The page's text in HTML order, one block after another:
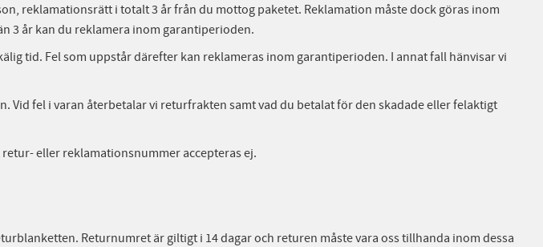
reklamationsrätt i totalt 3 år från du mottog paketet. Reklamation måste dock göras inom
3 år kan du reklamera inom garantiperioden.
tid. Fel som uppstår därefter kan reklameras inom garantiperioden. I annat fall hänvisar vi
fel i varan återbetalar vi returfrakten samt vad du betalat för den skadade eller felaktigt
eller reklamationsnummer accepteras ej.
Returnumret är giltigt i 14 dagar och returen måste vara oss tillhanda inom dessa